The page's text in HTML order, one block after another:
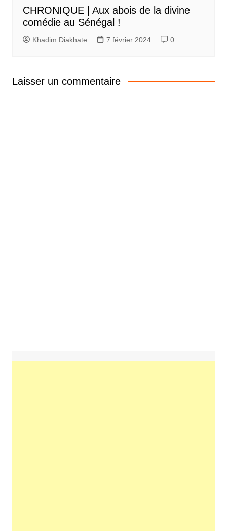
CHRONIQUE | Aux abois de la divine
comédie au Sénégal !
Khadim Diakhate 7 février 2024 0
Laisser un commentaire